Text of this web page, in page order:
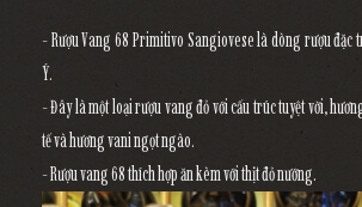
- Rượu Vang 68 Primitivo Sangiovese là dòng rượu
Ý.
- Đây là một loại rượu vang đỏ với cấu trúc tuyệt vời,
tế và hương vani ngọt ngào.
- Rượu vang 68 thích hợp ăn kèm với thịt đỏ nướng.